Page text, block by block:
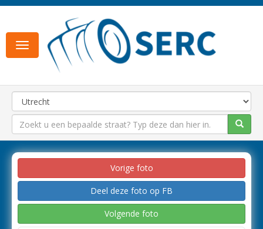
Toggle
navigation
Vorige foto
Deel deze foto op FB
Volgende foto